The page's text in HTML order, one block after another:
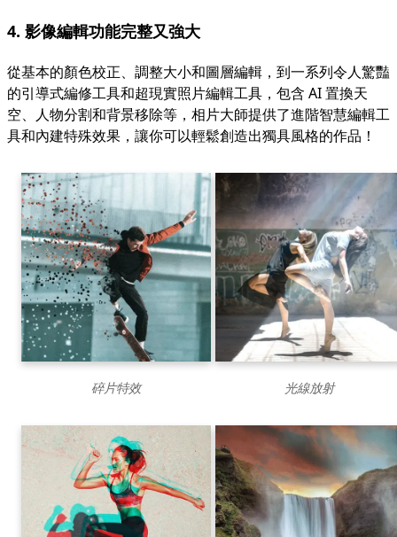
4. 影像編輯功能完整又強大
從基本的顏色校正、調整大小和圖層編輯，到一系列令人驚豔
的引導式編修工具和超現實照片編輯工具，包含 AI 置換天
空、人物分割和背景移除等，相片大師提供了進階智慧編輯工
具和內建特殊效果，讓你可以輕鬆創造出獨具風格的作品！
碎片特效 光線放射